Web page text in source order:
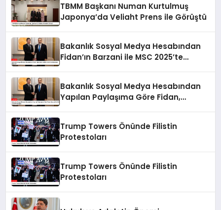
TBMM Başkanı Numan Kurtulmuş
Japonya’da Veliaht Prens ile Görüştü
Bakanlık Sosyal Medya Hesabından
Fidan’ın Barzani ile MSC 2025’te
Bakanlık Sosyal Medya Hesabından
Yapılan Paylaşıma Göre Fidan,
Trump Towers Önünde Filistin
Protestoları
Trump Towers Önünde Filistin
Protestoları